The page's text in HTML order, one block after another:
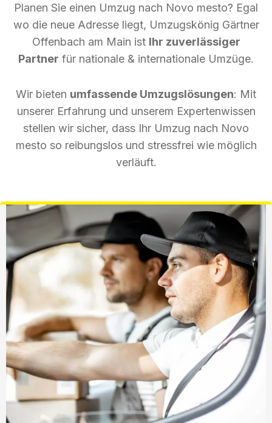
Planen Sie einen Umzug nach Novo mesto? Egal
wo die neue Adresse liegt, Umzugskönig Gärtner
Offenbach am Main ist Ihr zuverlässiger
Partner für nationale & internationale Umzüge.
Wir bieten umfassende Umzugslösungen: Mit
unserer Erfahrung und unserem Expertenwissen
stellen wir sicher, dass Ihr Umzug nach Novo
mesto so reibungslos und stressfrei wie möglich
verläuft.